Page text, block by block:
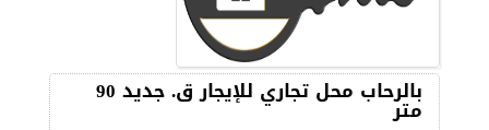
بالرحاب محل تجاري للإيجار ق. جديد 90
متر